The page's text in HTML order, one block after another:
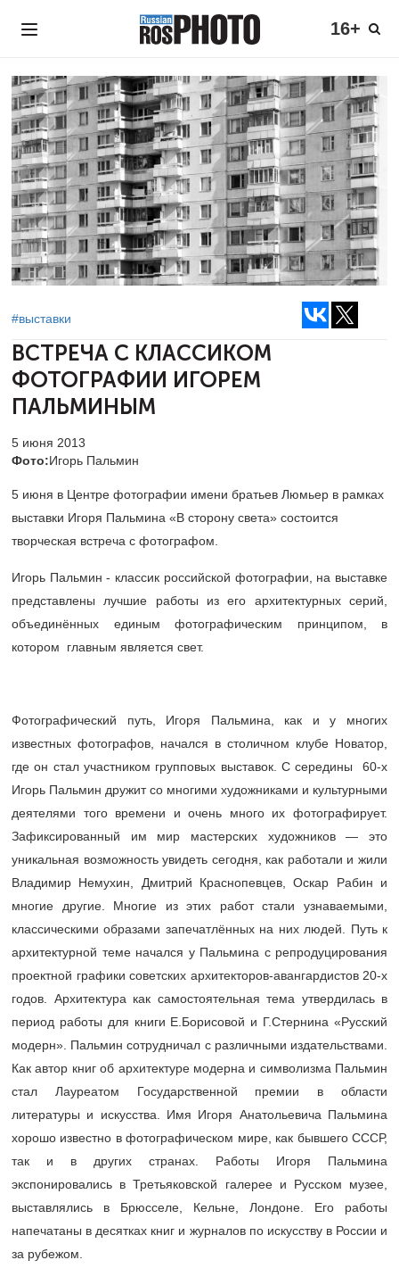
16+
#выставки
ВСТРЕЧА С КЛАССИКОМ
ФОТОГРАФИИ ИГОРЕМ
ПАЛЬМИНЫМ
5 июня 2013
Фото:Игорь Пальмин
5 июня в Центре фотографии имени братьев Люмьер в рамках
выставки Игоря Пальмина «В сторону света» состоится
творческая встреча с фотографом.
Игорь Пальмин - классик российской фотографии, на выставке
представлены лучшие работы из его архитектурных серий,
объединённых единым фотографическим принципом, в
котором главным является свет.
Фотографический путь, Игоря Пальмина, как и у многих
известных фотографов, начался в столичном клубе Новатор,
где он стал участником групповых выставок. С середины 60-х
Игорь Пальмин дружит со многими художниками и культурными
деятелями того времени и очень много их фотографирует.
Зафиксированный им мир мастерских художников — это
уникальная возможность увидеть сегодня, как работали и жили
Владимир Немухин, Дмитрий Краснопевцев, Оскар Рабин и
многие другие. Многие из этих работ стали узнаваемыми,
классическими образами запечатлённых на них людей. Путь к
архитектурной теме начался у Пальмина с репродуцирования
проектной графики советских архитекторов-авангардистов 20-х
годов. Архитектура как самостоятельная тема утвердилась в
период работы для книги Е.Борисовой и Г.Стернина «Русский
модерн». Пальмин сотрудничал с различными издательствами.
Как автор книг об архитектуре модерна и символизма Пальмин
стал Лауреатом Государственной премии в области
литературы и искусства. Имя Игоря Анатольевича Пальмина
хорошо известно в фотографическом мире, как бывшего СССР,
так и в других странах. Работы Игоря Пальмина
экспонировались в Третьяковской галерее и Русском музее,
выставлялись в Брюсселе, Кельне, Лондоне. Его работы
напечатаны в десятках книг и журналов по искусству в России и
за рубежом.